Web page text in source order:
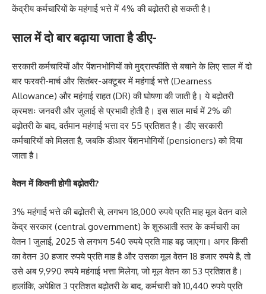
केंद्रीय कर्मचारियों के महंगाई भत्ते में 4% की बढ़ोतरी हो सकती है।
साल में दो बार बढ़ाया जाता है डीए-
सरकारी कर्मचारियों और पेंशनभोगियों को मुद्रास्फीति से बचाने के लिए साल में दो
बार फरवरी-मार्च और सितंबर-अक्टूबर में महंगाई भत्ते (Dearness
Allowance) और महंगाई राहत (DR) की घोषणा की जाती है। ये बढ़ोतरी
क्रमशः जनवरी और जुलाई से प्रभावी होती है। इस साल मार्च में 2% की
बढ़ोतरी के बाद, वर्तमान महंगाई भत्ता दर 55 प्रतिशत है। डीए सरकारी
कर्मचारियों को मिलता है, जबकि डीआर पेंशनभोगियों (pensioners) को दिया
जाता है।
वेतन में कितनी होगी बढ़ोतरी?
3% महंगाई भत्ते की बढ़ोतरी से, लगभग 18,000 रुपये प्रति माह मूल वेतन वाले
केंद्र सरकार (central government) के शुरुआती स्तर के कर्मचारी का
वेतन 1 जुलाई, 2025 से लगभग 540 रुपये प्रति माह बढ़ जाएगा। अगर किसी
का वेतन 30 हजार रुपये प्रति माह है और उसका मूल वेतन 18 हजार रुपये है, तो
उसे अब 9,990 रुपये महंगाई भत्ता मिलेगा, जो मूल वेतन का 53 प्रतिशत है।
हालांकि, अपेक्षित 3 प्रतिशत बढ़ोतरी के बाद, कर्मचारी को 10,440 रुपये प्रति